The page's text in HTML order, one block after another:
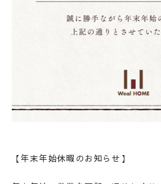
会社概要
施工事例
【年末年始休暇のお知らせ】